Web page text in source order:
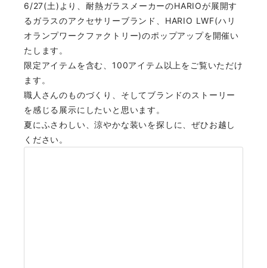
6/27(土)より、耐熱ガラスメーカーのHARIOが展開す
るガラスのアクセサリーブランド、HARIO LWF(ハリ
オランプワークファクトリー)のポップアップを開催い
たします。
限定アイテムを含む、100アイテム以上をご覧いただけ
ます。
職人さんのものづくり、そしてブランドのストーリー
を感じる展示にしたいと思います。
夏にふさわしい、涼やかな装いを探しに、ぜひお越し
ください。